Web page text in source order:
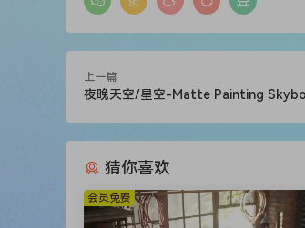
上一篇
夜晚天空/星空-Matte Painting
猜你喜欢
会员免费